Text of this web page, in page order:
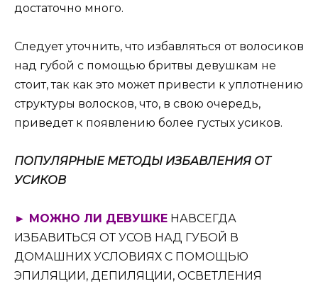
достаточно много.
Следует уточнить, что избавляться от волосиков
над губой с помощью бритвы девушкам не
стоит, так как это может привести к уплотнению
структуры волосков, что, в свою очередь,
приведет к появлению более густых усиков.
ПОПУЛЯРНЫЕ МЕТОДЫ ИЗБАВЛЕНИЯ ОТ
УСИКОВ
► МОЖНО ЛИ ДЕВУШКЕ НАВСЕГДА
ИЗБАВИТЬСЯ ОТ УСОВ НАД ГУБОЙ В
ДОМАШНИХ УСЛОВИЯХ С ПОМОЩЬЮ
ЭПИЛЯЦИИ, ДЕПИЛЯЦИИ, ОСВЕТЛЕНИЯ